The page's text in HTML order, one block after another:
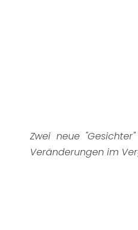
Zwei neue
Veränderungen im